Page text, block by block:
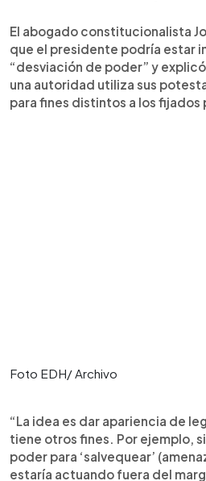
El abogado constitucionalista
que el presidente podría estar
“desviación de poder” y
una autoridad utiliza sus
para fines distintos a los fijados
Foto EDH/ Archivo
“La idea es dar apariencia de
tiene otros fines. Por ejemplo,
poder para ‘salvequear’
estaría actuando fuera del